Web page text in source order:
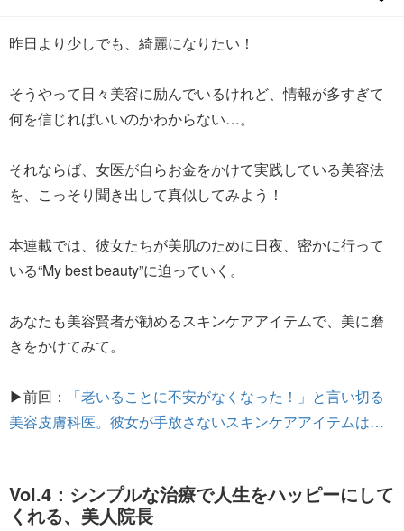
昨日より少しでも、綺麗になりたい！
そうやって日々美容に励んでいるけれど、情報が多すぎて
何を信じればいいのかわからない…。
それならば、女医が自らお金をかけて実践している美容法
を、こっそり聞き出して真似してみよう！
本連載では、彼女たちが美肌のために日夜、密かに行って
いる“My best beauty”に迫っていく。
あなたも美容賢者が勧めるスキンケアアイテムで、美に磨
きをかけてみて。
▶前回：
「老いることに不安がなくなった！」と言い切る
美容皮膚科医。彼女が手放さないスキンケアアイテムは…
Vol.4：シンプルな治療で人生をハッピーにして
くれる、美人院長